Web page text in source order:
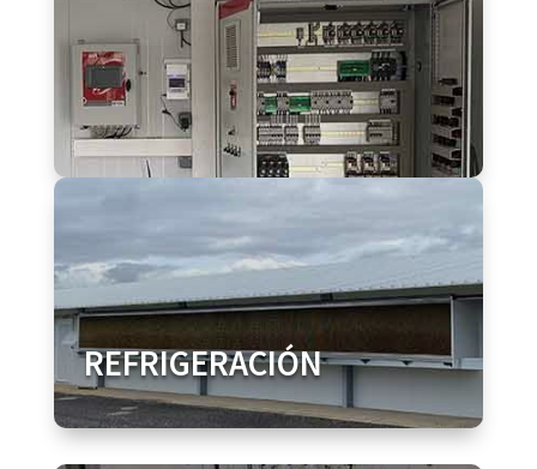
REFRIGERACIÓN